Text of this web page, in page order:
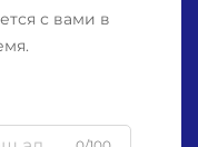
с вами в